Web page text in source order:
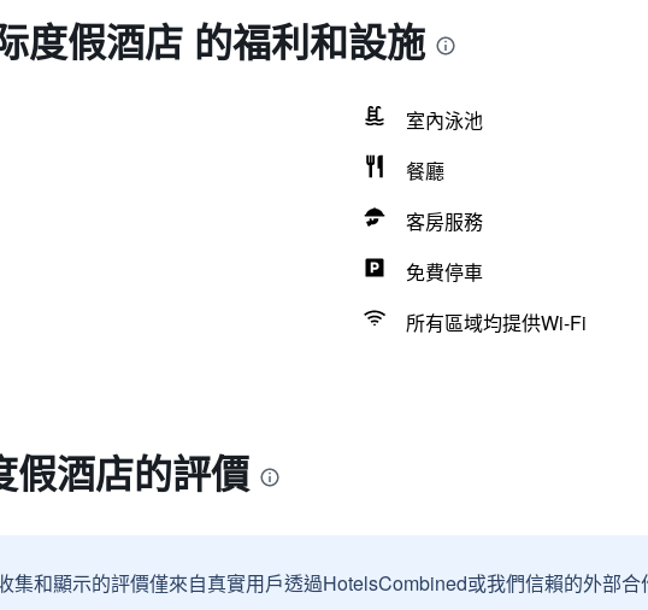
度假酒店 的福利和設施
室內泳池
餐廳
客房服務
免費停車
所有區域均提供Wi-Fi
假酒店的評價
集和顯示的評價僅來自真實用戶透過HotelsCombined或我們信賴的外部合